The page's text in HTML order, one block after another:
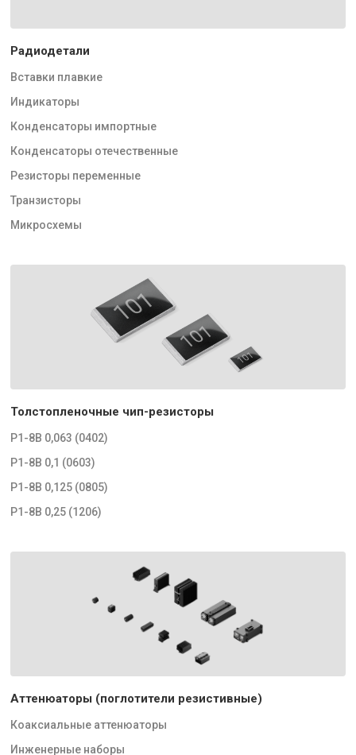
Радиодетали
Вставки плавкие
Индикаторы
Конденсаторы импортные
Конденсаторы отечественные
Резисторы переменные
Транзисторы
Микросхемы
Толстопленочные чип-резисторы
Р1-8В 0,063 (0402)
Р1-8В 0,1 (0603)
Р1-8В 0,125 (0805)
Р1-8В 0,25 (1206)
Аттенюаторы (поглотители резистивные)
Коаксиальные аттенюаторы
Инженерные наборы